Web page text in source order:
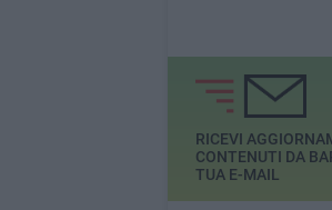
RICEVI
CONTENUTI DA
TUA E-MAIL